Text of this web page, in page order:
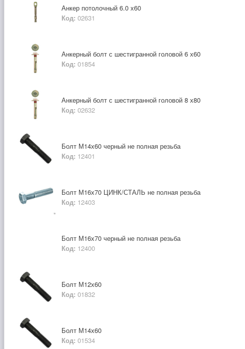
Анкер потолочный 6.0 х60
Код: 02631
Анкерный болт с шестигранной головой 6 х60
Код: 01854
Анкерный болт с шестигранной головой 8 х80
Код: 02632
Болт М14х60 черный не полная резьба
Код: 12401
Болт М16х70 ЦИНК/СТАЛЬ не полная резьба
Код: 12403
Болт М16х70 черный не полная резьба
Код: 12400
Болт М12х60
Код: 01832
Болт М14х60
Код: 01534